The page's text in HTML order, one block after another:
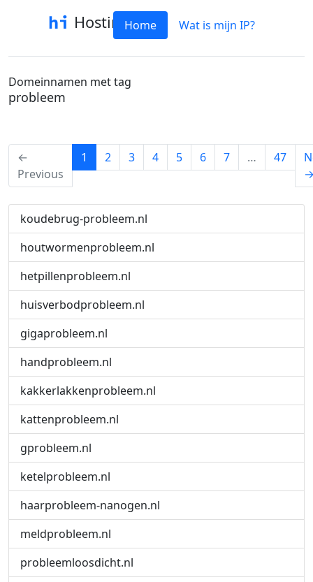
HostinfoHome Wat is mijn IP?
Domeinnamen met tag
probleem
←
Previous
1 (current)
2 3 4 5 6 7 … 47
koudebrug-probleem.nl
houtwormenprobleem.nl
hetpillenprobleem.nl
huisverbodprobleem.nl
gigaprobleem.nl
handprobleem.nl
kakkerlakkenprobleem.nl
kattenprobleem.nl
gprobleem.nl
ketelprobleem.nl
haarprobleem-nanogen.nl
meldprobleem.nl
probleemloosdicht.nl